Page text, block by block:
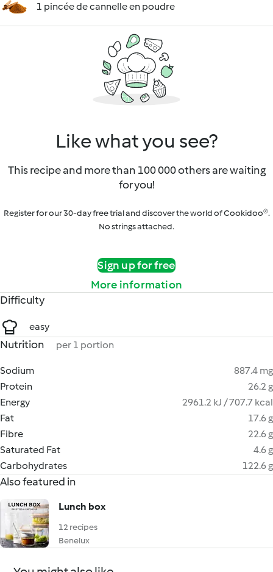
1 pincée de cannelle en poudre
Like what you see?
This recipe and more than 100 000 others are waiting
for you!
Register for our 30-day free trial and discover the world of Cookidoo®.
No strings attached.
Sign up for free
More information
Difficulty
easy
Nutrition per 1 portion
Sodium
887.4 mg
Protein
26.2 g
Energy
2961.2 kJ / 707.7 kcal
Fat
17.6 g
Fibre
22.6 g
Saturated Fat
4.6 g
Carbohydrates
122.6 g
Also featured in
Lunch box
12 recipes
Benelux